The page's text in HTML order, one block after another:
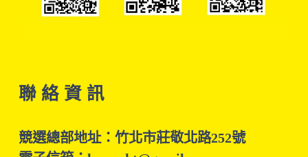
聯 絡 資 訊
競選總部地址：竹北市莊敬北路252號